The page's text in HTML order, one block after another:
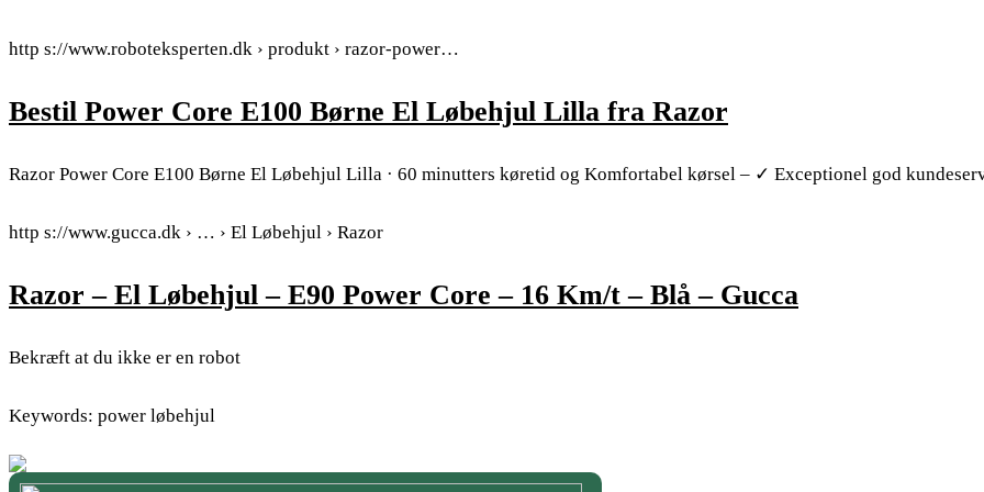
http s://www.roboteksperten.dk › produkt › razor-power…
Bestil Power Core E100 Børne El Løbehjul Lilla fra Razor
Razor Power Core E100 Børne El Løbehjul Lilla · 60 minutters køretid og Komfortabel kørsel – ✓ Exceptionel god
http s://www.gucca.dk › … › El Løbehjul › Razor
Razor – El Løbehjul – E90 Power Core – 16 Km/t – Blå – Gucca
Bekræft at du ikke er en robot
Keywords: power løbehjul